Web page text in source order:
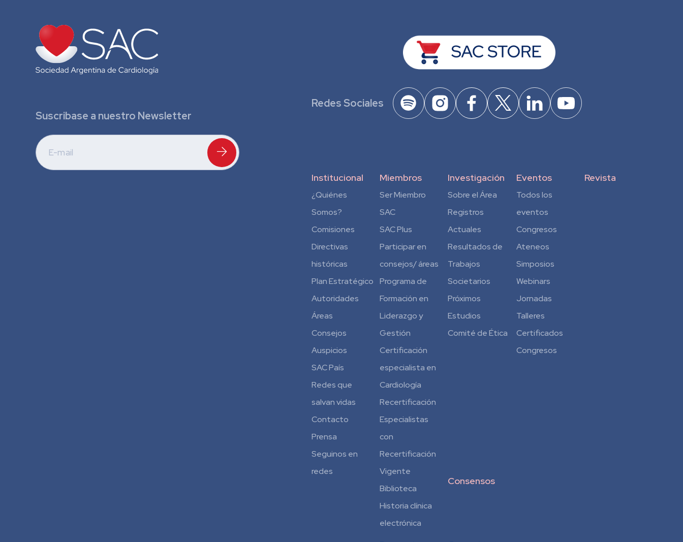
Suscribase a nuestro Newsletter
Redes Sociales
Institucional
¿Quiénes
Somos?
Comisiones
Directivas
históricas
Plan Estratégico
Autoridades
Áreas
Consejos
Auspicios
SAC País
Redes que
salvan vidas
Contacto
Prensa
Seguinos en
redes
Miembros
Ser Miembro
SAC
SAC Plus
Participar en
consejos/ áreas
Programa de
Formación en
Liderazgo y
Gestión
Certificación
especialista en
Cardiología
Recertificación
Especialistas
con
Recertificación
Vigente
Biblioteca
Historia clínica
electrónica
Investigación
Sobre el Área
Registros
Actuales
Resultados de
Trabajos
Societarios
Próximos
Estudios
Comité de Ética
Consensos
Eventos
Todos los
eventos
Congresos
Ateneos
Simposios
Webinars
Jornadas
Talleres
Certificados
Congresos
Revista